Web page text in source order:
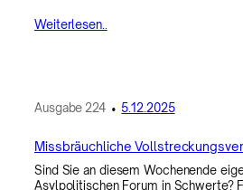
Weiterlesen..
Ausgabe 224• 5.12.2025
Missbräuchliche
Sind Sie an diesem Wochenende
Asylpolitischen Forum in Schwerte?